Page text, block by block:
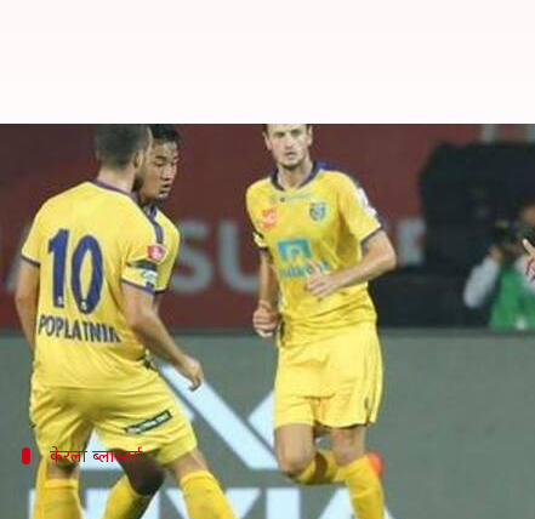
ISL 2018-19 मैच 48: केरला
लेखन Neeraj Pandey Dec 04, 2018 01:52 pm
क्या है खबर?
इंडियन सुपर लीग (ISL) में आज शाम जवाहर लाल नेहरू
केरला पिछले आठ मैचों में जीत दर्ज नहीं कर सकी है। पांच
केरला ब्लास्टर्स
बेहद खराब फॉर्म में है केरला ब्लास्टर्स